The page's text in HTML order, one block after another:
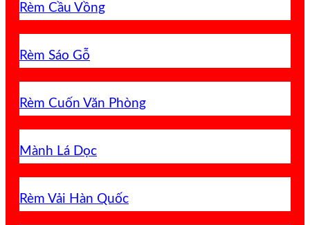
Rèm Cầu Vồng
Rèm Sáo Gỗ
Rèm Cuốn Văn Phòng
Mành Lá Dọc
Rèm Vải Hàn Quốc